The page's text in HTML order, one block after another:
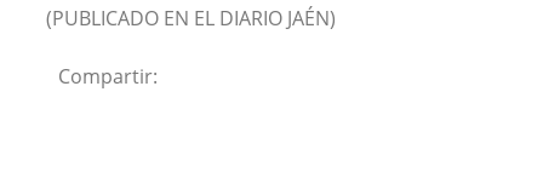
(PUBLICADO EN EL DIARIO JAÉN)
Compartir: